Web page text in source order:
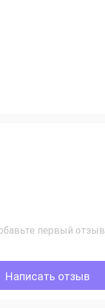
первый отзыв
Написать отзыв